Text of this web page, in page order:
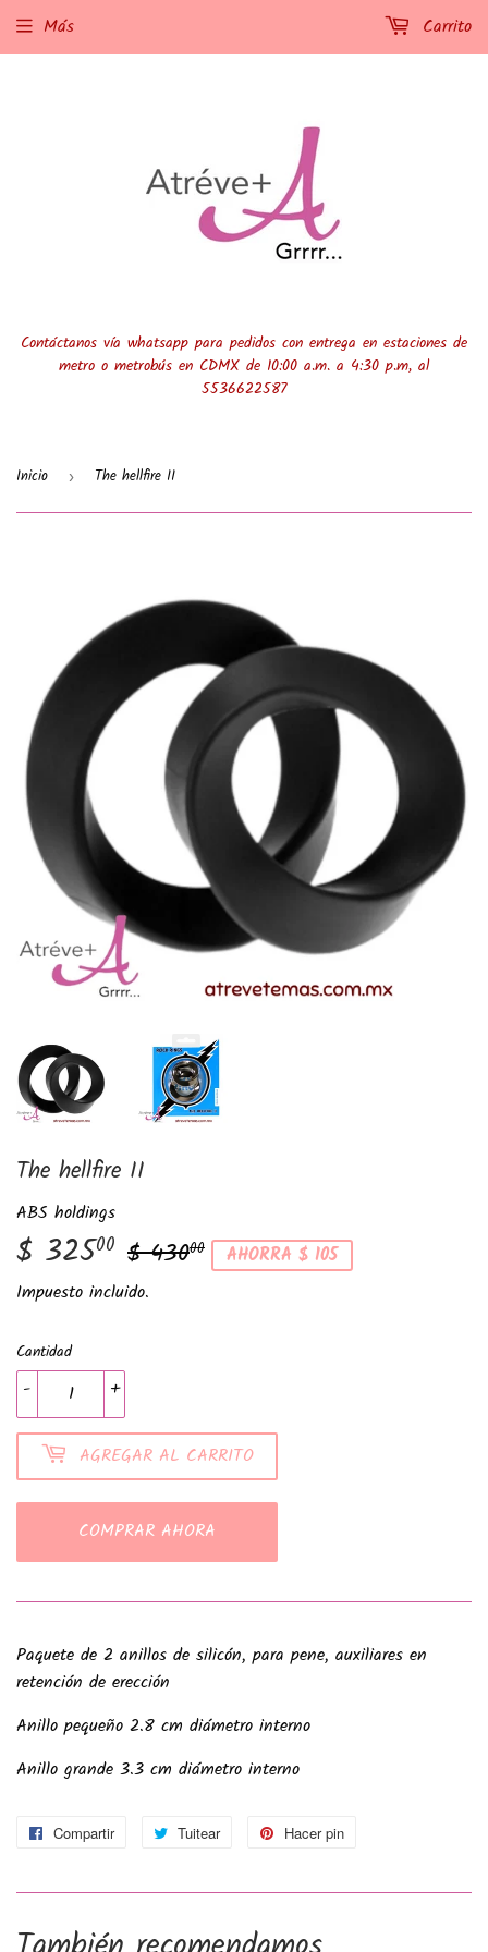
Contáctanos vía whatsapp para pedidos con entrega en estaciones de
metro o metrobús en CDMX de 10:00 a.m. a 4:30 p.m, al
5536622587
Más Carrito
Inicio › The hellfire II
The hellfire II
ABS holdings
$ 32500 $ 43000 Precio
$
Precio
$ AHORRA $ 105
Impuesto incluido.
Cantidad
+
-
AGREGAR AL CARRITO
COMPRAR AHORA
Paquete de 2 anillos de silicón, para pene, auxiliares en
retención de erección
Anillo pequeño 2.8 cm diámetro interno
Anillo grande 3.3 cm diámetro interno
Compartir
Compartir
Facebook
Tuitear
Tuitear
Twitter
Hacer pin
Pinterest